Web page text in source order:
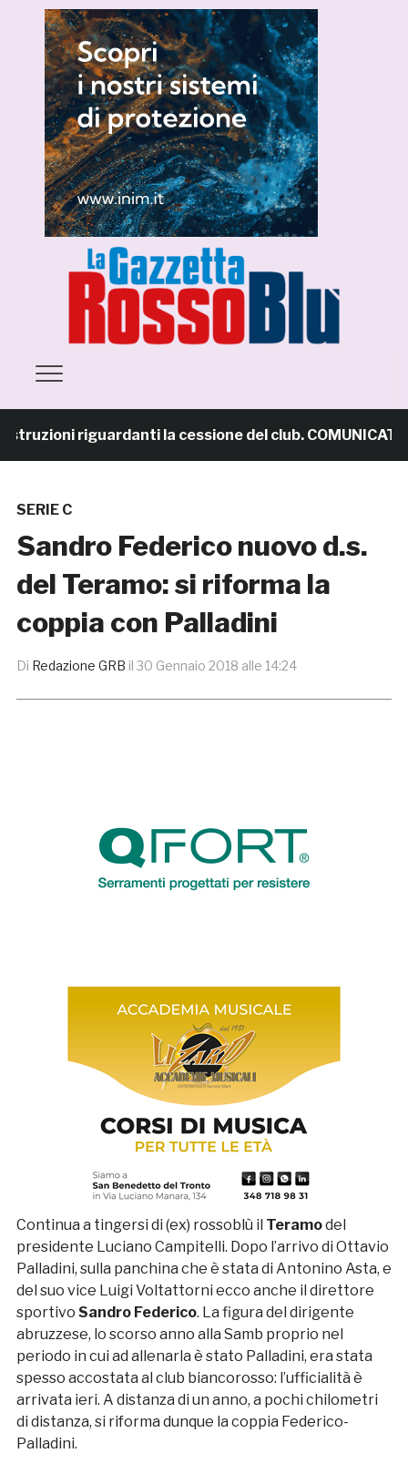
riguardanti la cessione del club. COMUNICATO
SERIE C
Sandro Federico nuovo d.s.
del Teramo: si riforma la
coppia con Palladini
Di Redazione GRB il 30 Gennaio 2018 alle 14:24
Continua a tingersi di (ex) rossoblù il Teramodel
presidente Luciano Campitelli. Dopo l’arrivo di Ottavio
Palladini, sulla panchina che è stata di Antonino Asta, e
del suo vice Luigi Voltattorni ecco anche il direttore
sportivo Sandro Federico. La figura del dirigente
abruzzese, lo scorso anno alla Samb proprio nel
periodo in cui ad allenarla è stato Palladini, era stata
spesso accostata al club biancorosso: l’ufficialità è
arrivata ieri. A distanza di un anno, a pochi chilometri
di distanza, si riforma dunque la coppia Federico-
Palladini.